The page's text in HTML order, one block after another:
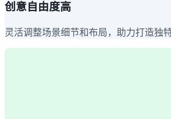
创意自由度高
灵活调整场景细节和布局，助力打造独